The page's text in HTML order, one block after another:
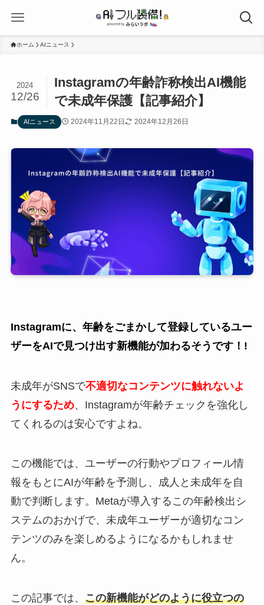
ホーム AIニュース
Instagramの年齢詐称検出AI機能
で未成年保護【記事紹介】
2024
12/26
AIニュース 2024年11月22日 2024年12月26日
Instagramに、年齢をごまかして登録しているユー
ザーをAIで見つけ出す新機能が加わるそうです！!
未成年がSNSで不適切なコンテンツに触れないよ
うにするため、Instagramが年齢チェックを強化し
てくれるのは安心ですよね。
この機能では、ユーザーの行動やプロフィール情
報をもとにAIが年齢を予測し、成人と未成年を自
動で判断します。Metaが導入するこの年齢検出シ
ステムのおかげで、未成年ユーザーが適切なコン
テンツのみを楽しめるようになるかもしれませ
ん。
この記事では、 この新機能がどのように役立つの